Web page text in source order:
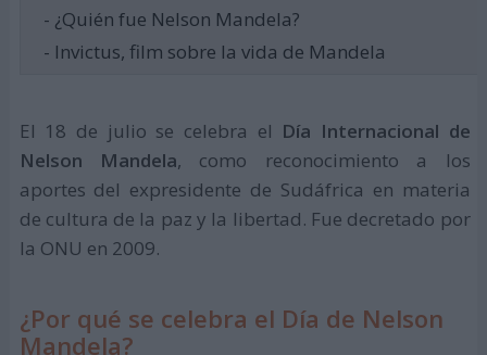
- ¿Quién fue Nelson Mandela?
- Invictus, film sobre la vida de Mandela
El 18 de julio se celebra el Día Internacional de
Nelson Mandela, como reconocimiento a los
aportes del expresidente de Sudáfrica en materia
de cultura de la paz y la libertad. Fue decretado por
la ONU en 2009.
¿Por qué se celebra el Día de Nelson
Mandela?